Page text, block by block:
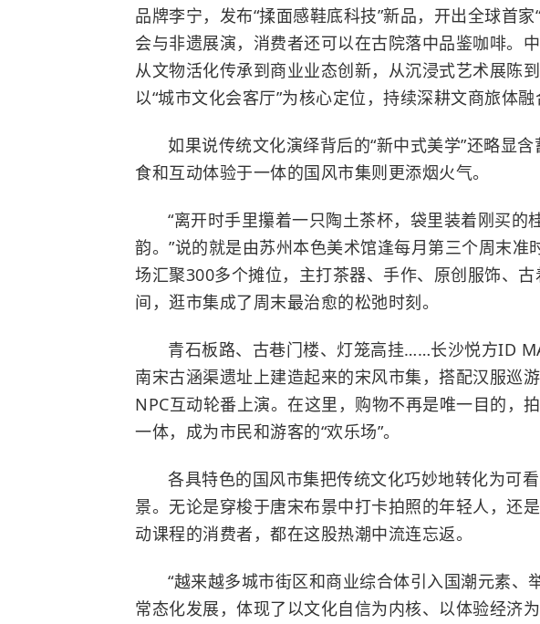
品牌李宁，发布“揉面感鞋底科技”新品，开出全球首
会与非遗展演，消费者还可以在古院落中品鉴咖啡。
从文物活化传承到商业业态创新，从沉浸式艺术展陈
以“城市文化会客厅”为核心定位，持续深耕文商旅体融
如果说传统文化演绎背后的“新中式美学”还略显
食和互动体验于一体的国风市集则更添烟火气。
“离开时手里攥着一只陶土茶杯，袋里装着刚买的
韵。”说的就是由苏州本色美术馆逢每月第三个周末准
场汇聚300多个摊位，主打茶器、手作、原创服饰、
间，逛市集成了周末最治愈的松弛时刻。
青石板路、古巷门楼、灯笼高挂……长沙悦方ID
南宋古涵渠遗址上建造起来的宋风市集，搭配汉服巡
NPC互动轮番上演。在这里，购物不再是唯一目的，
一体，成为市民和游客的“欢乐场”。
各具特色的国风市集把传统文化巧妙地转化为可
景。无论是穿梭于唐宋布景中打卡拍照的年轻人，还
动课程的消费者，都在这股热潮中流连忘返。
“越来越多城市街区和商业综合体引入国潮元素、
常态化发展，体现了以文化自信为内核、以体验经济